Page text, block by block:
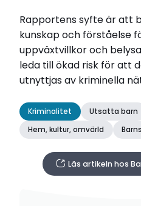
Rapportens syfte är att
kunskap och förståelse
uppväxtvillkor och
leda till ökad risk för att
utnyttjas av kriminella
Kriminalitet Utsatta barn
Hem, kultur, omvärld
Läs artikeln hos